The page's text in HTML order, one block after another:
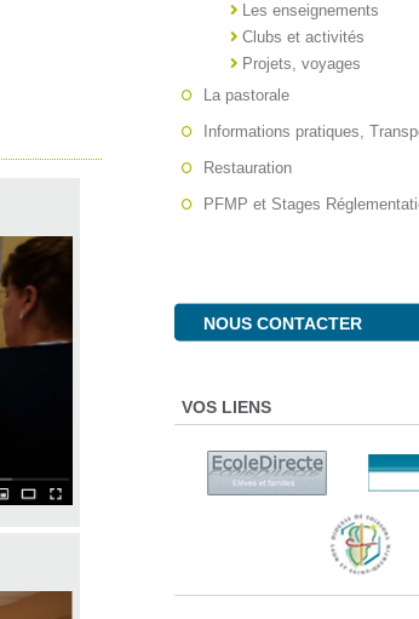
Les enseignements
Clubs et activités
Projets, voyages
La pastorale
Informations pratiques,
Restauration
PFMP et Stages
NOUS CONTACTER
VOS LIENS